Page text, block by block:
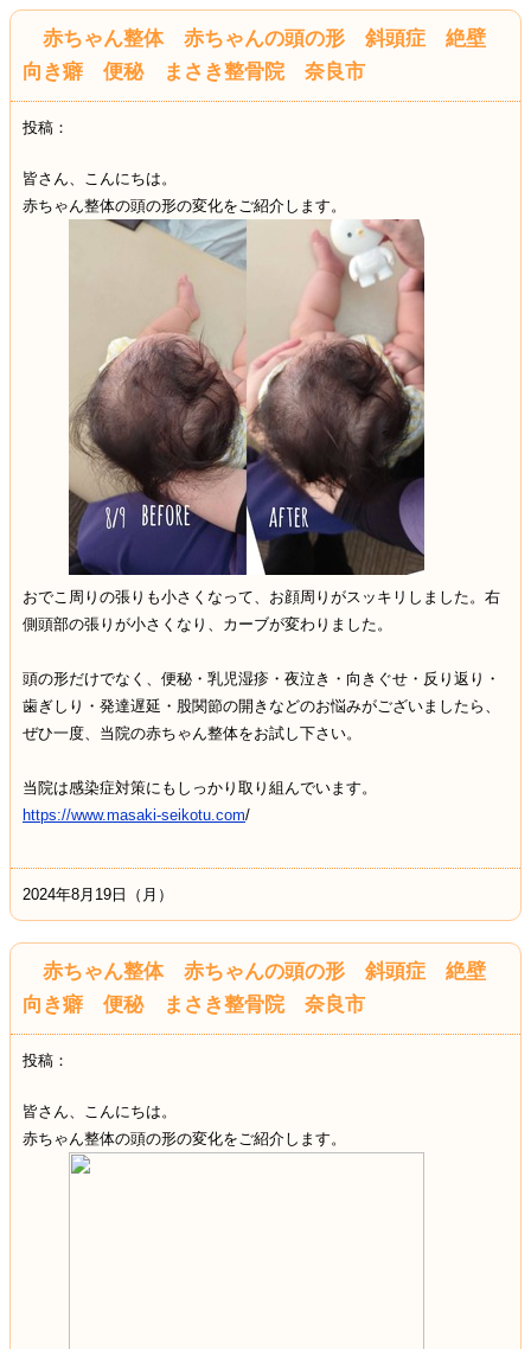
赤ちゃん整体 赤ちゃんの頭の形 斜頭症 絶壁
向き癖 便秘 まさき整骨院 奈良市
投稿：
皆さん、こんにちは。
赤ちゃん整体の頭の形の変化をご紹介します。
おでこ周りの張りも小さくなって、お顔周りがスッキリしました。右
側頭部の張りが小さくなり、カーブが変わりました。
頭の形だけでなく、便秘・乳児湿疹・夜泣き・向きぐせ・反り返り・
歯ぎしり・発達遅延・股関節の開きなどのお悩みがございましたら、
ぜひ一度、当院の赤ちゃん整体をお試し下さい。
当院は感染症対策にもしっかり取り組んでいます。
https://www.masaki-seikotu.com/
2024年8月19日（月）
赤ちゃん整体 赤ちゃんの頭の形 斜頭症 絶壁
向き癖 便秘 まさき整骨院 奈良市
投稿：
皆さん、こんにちは。
赤ちゃん整体の頭の形の変化をご紹介します。